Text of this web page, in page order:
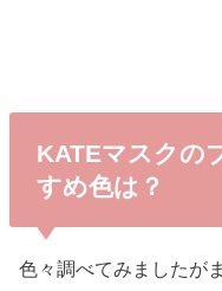
KATEマスクの
すめ色は？
色々調べてみましたが